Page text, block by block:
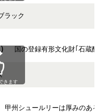
ラック
国の登録有形文化財｢石蔵醗
きます
甲州シュールリーは厚みのある